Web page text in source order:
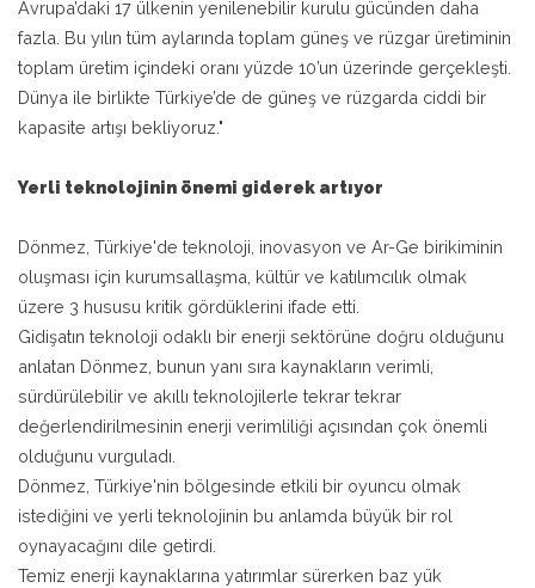
Avrupa’daki 17 ülkenin yenilenebilir kurulu gücünden daha
fazla. Bu yılın tüm aylarında toplam güneş ve rüzgar üretiminin
toplam üretim içindeki oranı yüzde 10’un üzerinde gerçekleşti.
Dünya ile birlikte Türkiye’de de güneş ve rüzgarda ciddi bir
kapasite artışı bekliyoruz."
Yerli teknolojinin önemi giderek artıyor
Dönmez, Türkiye'de teknoloji, inovasyon ve Ar-Ge birikiminin
oluşması için kurumsallaşma, kültür ve katılımcılık olmak
üzere 3 hususu kritik gördüklerini ifade etti.
Gidişatın teknoloji odaklı bir enerji sektörüne doğru olduğunu
anlatan Dönmez, bunun yanı sıra kaynakların verimli,
sürdürülebilir ve akıllı teknolojilerle tekrar tekrar
değerlendirilmesinin enerji verimliliği açısından çok önemli
olduğunu vurguladı.
Dönmez, Türkiye'nin bölgesinde etkili bir oyuncu olmak
istediğini ve yerli teknolojinin bu anlamda büyük bir rol
oynayacağını dile getirdi.
Temiz enerji kaynaklarına yatırımlar sürerken baz yük